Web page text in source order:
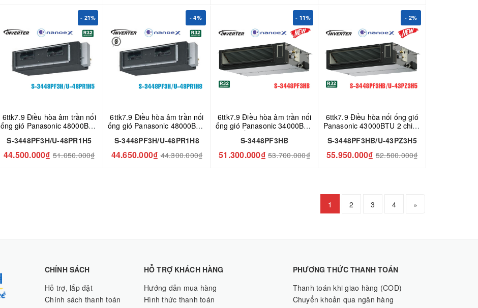
- 21%
6ttk7.9 Điều hòa âm trần nối
ống gió Panasonic 48000BTU
S-3448PF3H/U-48PR1H5
44.500.000₫ 51.050.000₫
- 4%
6ttk7.9 Điều hòa âm trần nối
ống gió Panasonic 48000BTU
48PR1H8
S-3448PF3H/U-48PR1H8
44.650.000₫ 44.300.000₫
- 11%
6ttk7.9 Điều hòa âm trần nối
ống gió Panasonic 34000BTU
2 chiều S-3448PF3HB
S-3448PF3HB
51.300.000₫ 53.700.000₫
- 2%
6ttk7.9 Điều hòa nối ống gió
Panasonic 43000BTU 2 chiều
S-3448PF3HB/U-43PZ3H5
55.950.000₫ 52.500.000₫
1 2 3 4 »
CHÍNH SÁCH
Hỗ trợ, lắp đặt
Chính sách thanh toán
HỖ TRỢ KHÁCH HÀNG
Hướng dẫn mua hàng
Hình thức thanh toán
PHƯƠNG THỨC THANH TOÁN
Thanh toán khi giao hàng (COD)
Chuyển khoản qua ngân hàng